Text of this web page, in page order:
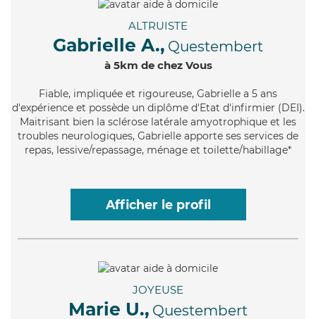
ALTRUISTE
Gabrielle A., Questembert
à 5km de chez Vous
Fiable, impliquée et rigoureuse, Gabrielle a 5 ans
d'expérience et possède un diplôme d'Etat d'infirmier (DEI).
Maitrisant bien la sclérose latérale amyotrophique et les
troubles neurologiques, Gabrielle apporte ses services de
repas, lessive/repassage, ménage et toilette/habillage*
Afficher le profil
JOYEUSE
Marie U., Questembert